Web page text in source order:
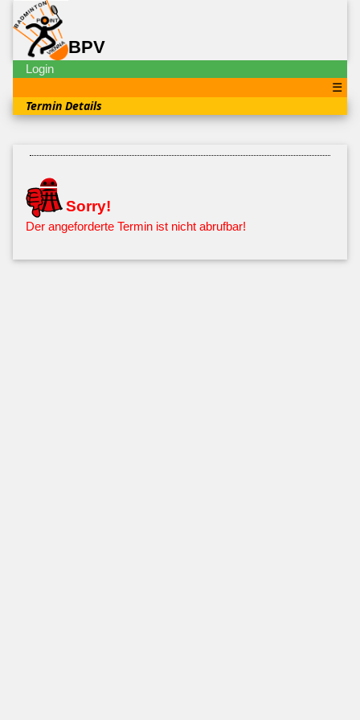
BPV
Login
☰
Termin Details
Sorry!
Der angeforderte Termin ist nicht abrufbar!